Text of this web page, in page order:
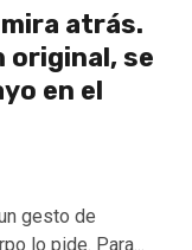
atrás.
original, se
en el
gesto de
lo pide. Para...